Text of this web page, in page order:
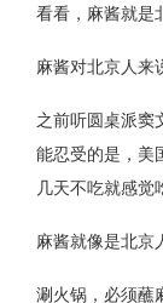
看看，麻酱就是
麻酱对北京人来
之前听圆桌派窦
能忍受的是，美
几天不吃就感觉
麻酱就像是北京
涮火锅，必须蘸